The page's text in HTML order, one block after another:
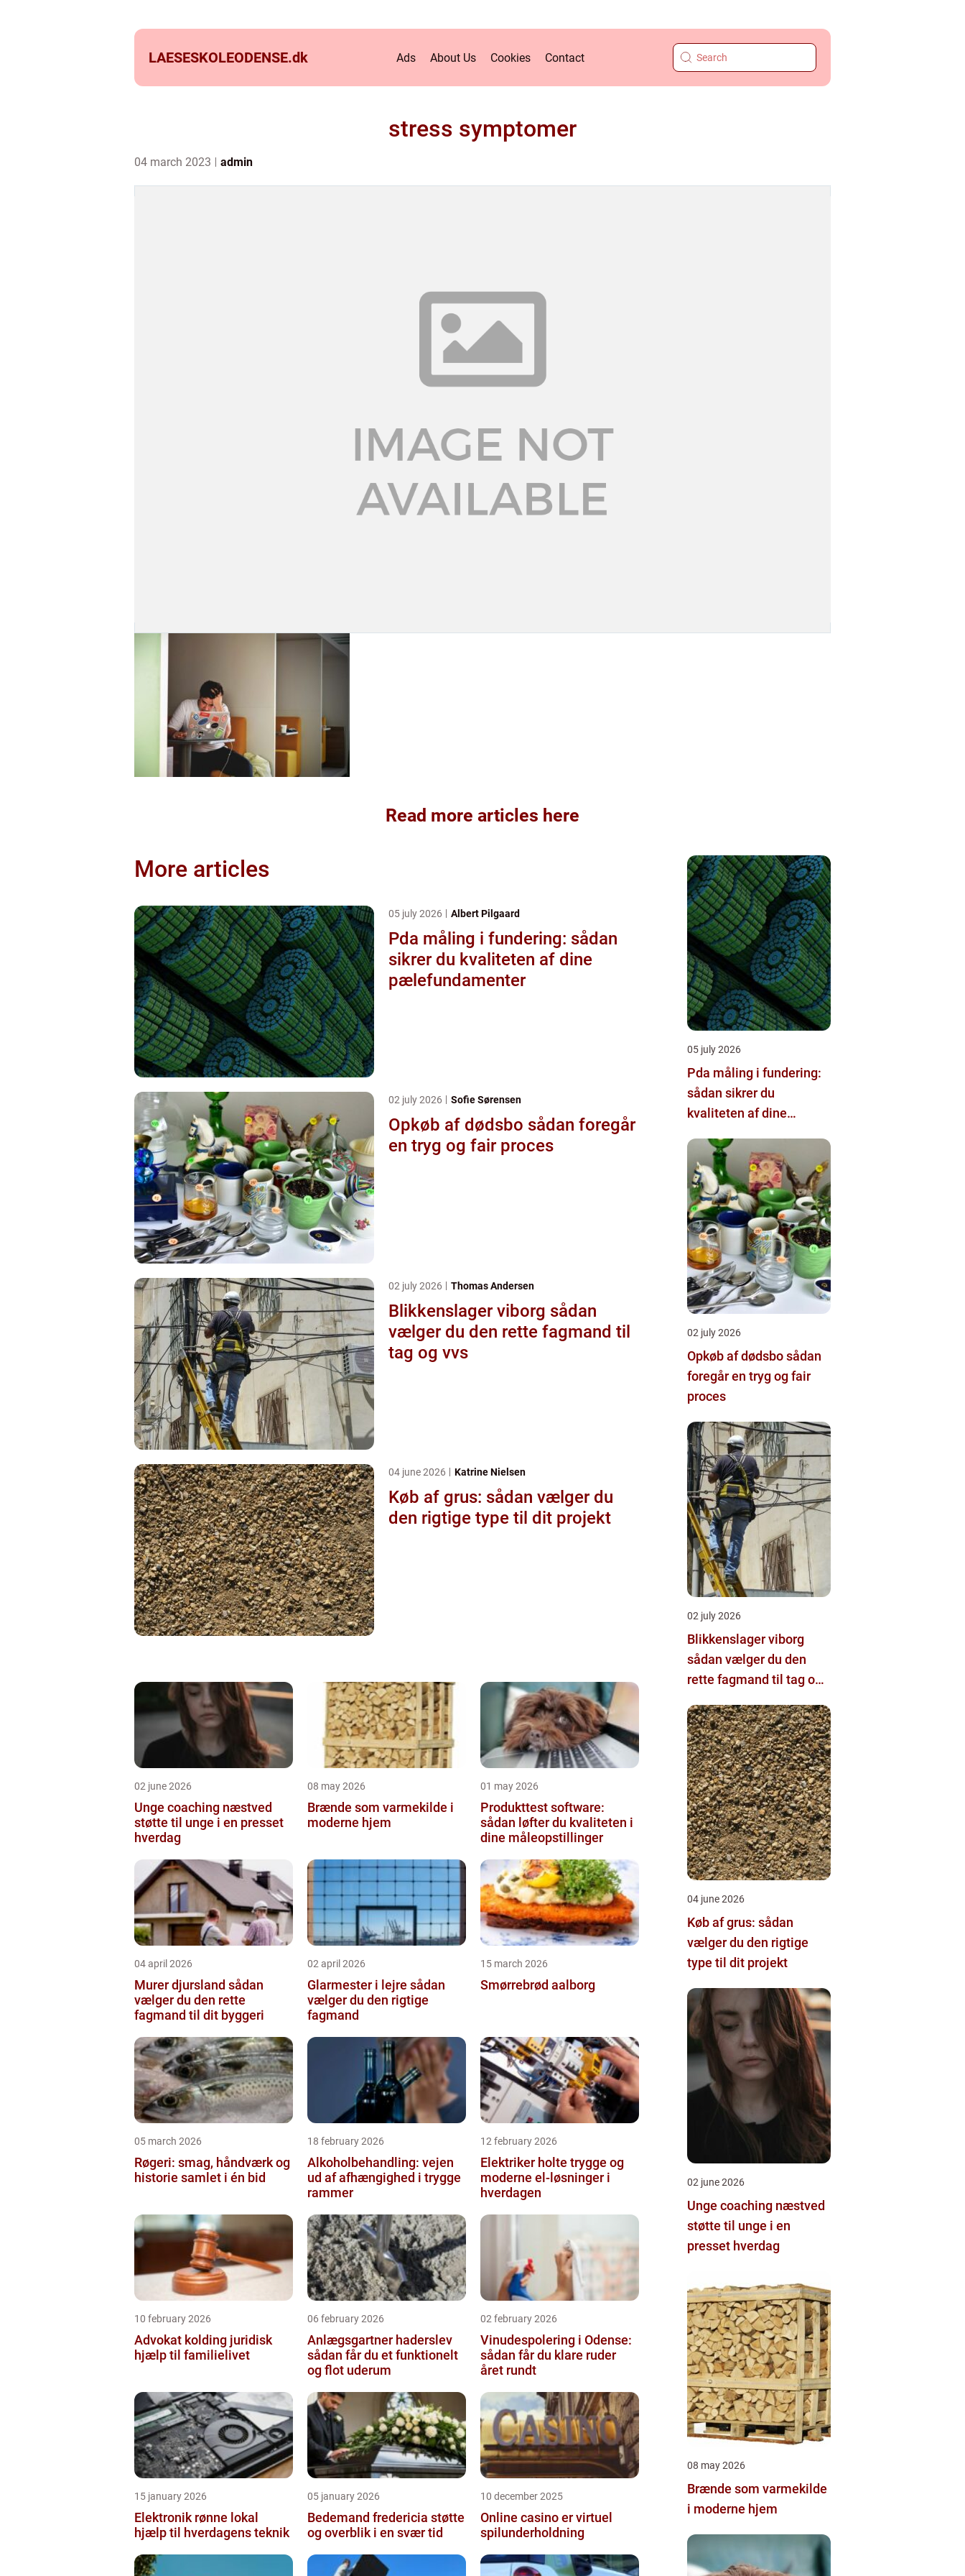
LAESESKOLEODENSE.dk Ads About Us Cookies Contact
stress symptomer
04 march 2023 admin
Read more articles here
More articles
05 july 2026 Albert Pilgaard
Pda måling i fundering: sådan
sikrer du kvaliteten af dine
pælefundamenter
02 july 2026 Sofie Sørensen
Opkøb af dødsbo sådan foregår
en tryg og fair proces
02 july 2026 Thomas Andersen
Blikkenslager viborg sådan
vælger du den rette fagmand til
tag og vvs
04 june 2026 Katrine Nielsen
Køb af grus: sådan vælger du
den rigtige type til dit projekt
02 june 2026
Unge coaching næstved
støtte til unge i en presset
hverdag
08 may 2026
Brænde som varmekilde i
moderne hjem
01 may 2026
Produkttest software:
sådan løfter du kvaliteten i
dine måleopstillinger
04 april 2026
Murer djursland sådan
vælger du den rette
fagmand til dit byggeri
02 april 2026
Glarmester i lejre sådan
vælger du den rigtige
fagmand
15 march 2026
Smørrebrød aalborg
05 march 2026
Røgeri: smag, håndværk og
historie samlet i én bid
18 february 2026
Alkoholbehandling: vejen
ud af afhængighed i trygge
rammer
12 february 2026
Elektriker holte trygge og
moderne el-løsninger i
hverdagen
10 february 2026
Advokat kolding juridisk
hjælp til familielivet
06 february 2026
Anlægsgartner haderslev
sådan får du et funktionelt
og flot uderum
02 february 2026
Vinudespolering i Odense:
sådan får du klare ruder
året rundt
15 january 2026
Elektronik rønne lokal
hjælp til hverdagens teknik
05 january 2026
Bedemand fredericia støtte
og overblik i en svær tid
10 december 2025
Online casino er virtuel
spilunderholdning
05 july 2026
Pda måling i fundering:
sådan sikrer du
kvaliteten af dine
02 july 2026
Opkøb af dødsbo sådan
foregår en tryg og fair
proces
02 july 2026
Blikkenslager viborg
sådan vælger du den
rette fagmand til tag og
04 june 2026
Køb af grus: sådan
vælger du den rigtige
type til dit projekt
02 june 2026
Unge coaching næstved
støtte til unge i en
presset hverdag
08 may 2026
Brænde som varmekilde
i moderne hjem